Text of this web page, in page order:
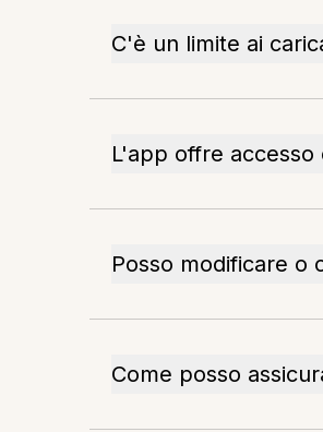
C'è un limite ai
L'app offre accesso
Posso modificare o
Come posso